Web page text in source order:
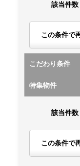
該当件数
この条件で
こだわり条件
特集物件
該当件数
この条件で